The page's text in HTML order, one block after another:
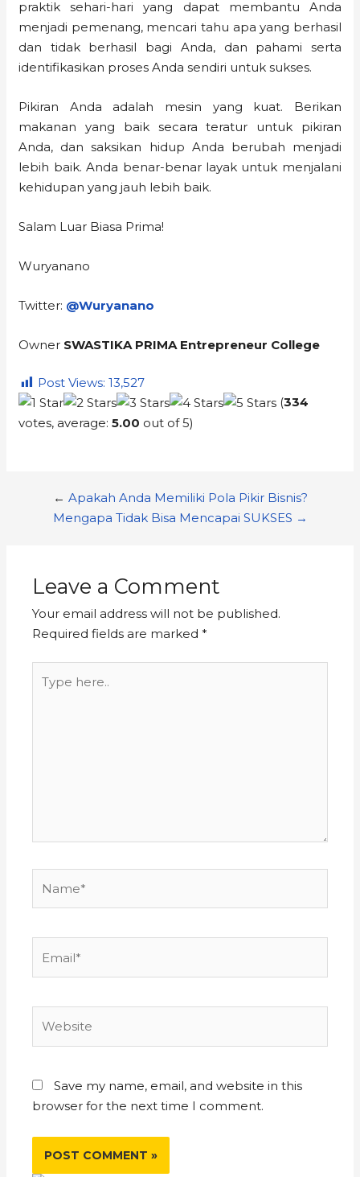
praktik sehari-hari yang dapat membantu Anda
menjadi pemenang, mencari tahu apa yang berhasil
dan tidak berhasil bagi Anda, dan pahami serta
identifikasikan proses Anda sendiri untuk sukses.
Pikiran Anda adalah mesin yang kuat. Berikan
makanan yang baik secara teratur untuk pikiran
Anda, dan saksikan hidup Anda berubah menjadi
lebih baik. Anda benar-benar layak untuk menjalani
kehidupan yang jauh lebih baik.
Salam Luar Biasa Prima!
Wuryanano
Twitter: @Wuryanano
Owner SWASTIKA PRIMA Entrepreneur College
Post Views: 13,527
(334
votes, average:5.00 out of 5)
← Apakah Anda Memiliki Pola Pikir Bisnis?
Mengapa Tidak Bisa Mencapai SUKSES →
Leave a Comment
Your email address will not be published.
Required fields are marked*
Save my name, email, and website in this
browser for the next time I comment.